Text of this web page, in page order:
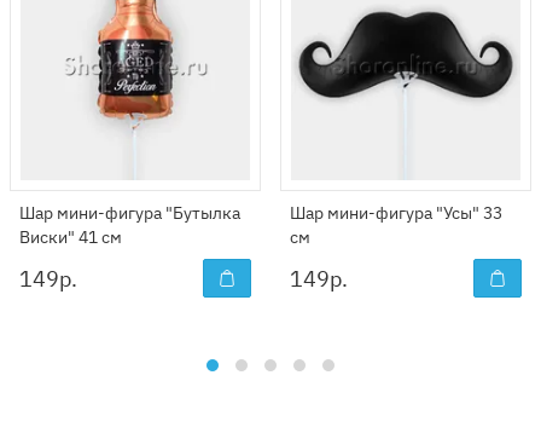
Шар мини-фигура "Бутылка
Виски" 41 см
149р.
Шар мини-фигура "Усы" 33
см
149р.